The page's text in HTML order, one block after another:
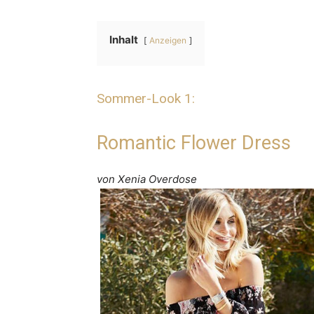
Inhalt Anzeigen
Sommer-Look 1:
Romantic Flower Dress
von Xenia Overdose